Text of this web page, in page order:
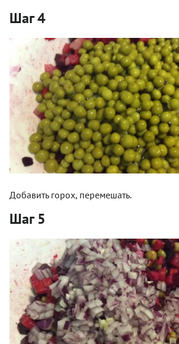
Шаг 4
Добавить горох, перемешать.
Шаг 5